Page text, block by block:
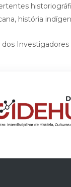
história
Investigadores